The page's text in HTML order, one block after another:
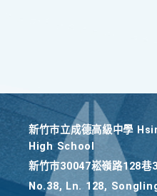
新竹巿立成德高級中學
High School
新竹巿30047崧嶺路128巷
No.38, Ln. 128,